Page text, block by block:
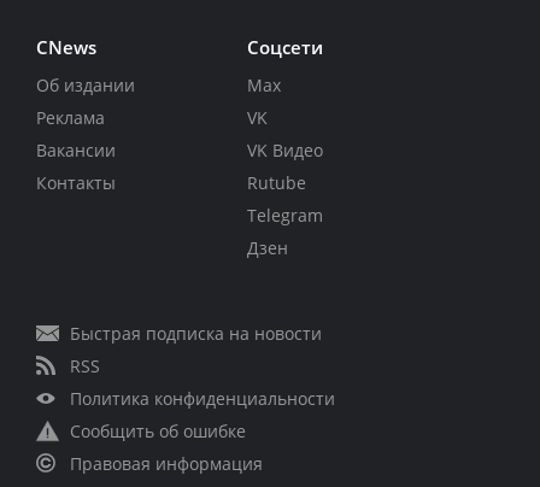
CNews
Об издании
Реклама
Вакансии
Контакты
Соцсети
Max
VK
VK Видео
Rutube
Telegram
Дзен
Быстрая подписка на новости
RSS
Политика конфиденциальности
Сообщить об ошибке
Правовая информация